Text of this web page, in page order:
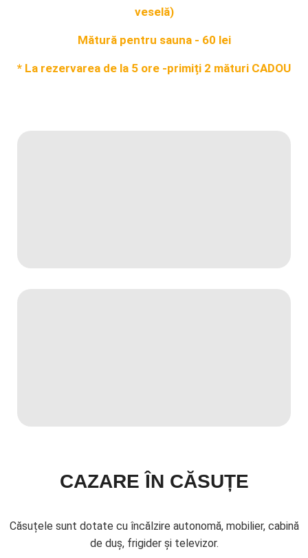
veselă)
Mătură pentru sauna - 60 lei
* La rezervarea de la 5 ore -primiți 2 mături CADOU
CAZARE ÎN CĂSUȚE
Căsuțele sunt dotate cu încălzire autonomă, mobilier, cabină
de duș, frigider și televizor.